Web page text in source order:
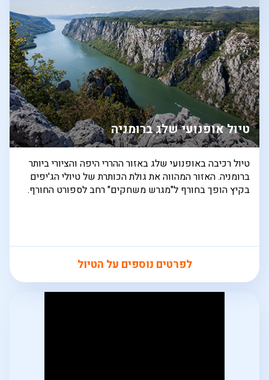
טיול אופנועי שלג ברומניה
טיול רכיבה באופנועי שלג באזור ההררי היפה והציורי ביותר
ברומניה. האזור המהווה את גולת הכותרת של טיולי הג'יפים
בקיץ הופך בחורף ל"מגרש משחקים" רחב לספורט החורף.
לפרטים נוספים על הטיול